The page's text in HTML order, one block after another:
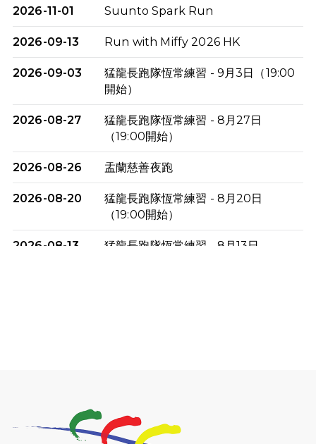
2026-11-01 Suunto Spark Run
2026-09-13 Run with Miffy 2026 HK
2026-09-03
猛龍長跑隊恆常練習 - 9月3日（19:00
開始）
2026-08-27
猛龍長跑隊恆常練習 - 8月27日
（19:00開始）
2026-08-26 盂蘭慈善夜跑
2026-08-20
猛龍長跑隊恆常練習 - 8月20日
（19:00開始）
2026-08-13
猛龍長跑隊恆常練習 - 8月13日
2026-07-23
猛龍長跑隊恆常練習 - 7月23日
（19:00開始）